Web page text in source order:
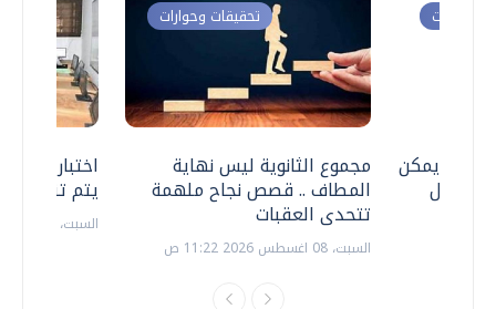
اختبارات
يتم
السبت، 18 يوليو 2026 09:22 ص
تحقيقات وحوارات
مجموع الثانوية ليس نهاية
المطاف .. قصص نجاح ملهمة
تتحدى العقبات
السبت، 08 اغسطس 2026 11:22 ص
وحوارات
.. هل يمكن
نتعامل